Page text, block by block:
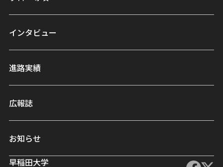
早稲田大学
インタビュー
進路実績
広報誌
お知らせ